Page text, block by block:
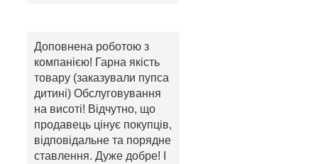
Доповнена роботою з
компанією! Гарна якість
товару (заказували пупса
дитині) Обслуговування
на висоті! Відчутно, що
продавець цінує покупців,
відповідальне та порядне
ставлення. Дуже добре! І